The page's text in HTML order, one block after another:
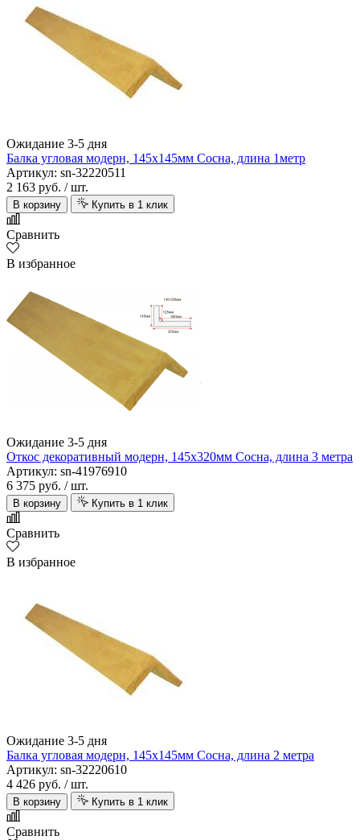
Ожидание 3-5 дня
Балка угловая модерн, 145х145мм Сосна, длина 1метр
Артикул: sn-32220511
2 163 руб. / шт.
В корзину Купить в 1 клик
Сравнить
В избранное
Ожидание 3-5 дня
Откос декоративный модерн, 145х320мм Сосна, длина 3 метра
Артикул: sn-41976910
6 375 руб. / шт.
В корзину Купить в 1 клик
Сравнить
В избранное
Ожидание 3-5 дня
Балка угловая модерн, 145х145мм Сосна, длина 2 метра
Артикул: sn-32220610
4 426 руб. / шт.
В корзину Купить в 1 клик
Сравнить